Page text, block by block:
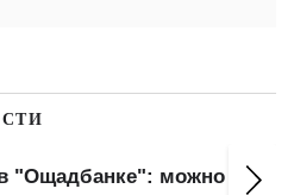
"Ощадбанке": можно